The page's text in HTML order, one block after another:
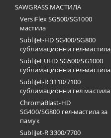
SAWGRASS МАСТИЛА
VersiFlex SG500/SG1000
мастила
SubliJet-HD SG400/SG800
сублимационни гел-мастила
SubliJet UHD SG500/SG1000
сублимационни гел-мастила
SubliJet-R 3110/7100
сублимационни гел мастила
ChromaBlast-HD
SG400/SG800 гел-мастила за
памук
SubliJet-R 3300/7700